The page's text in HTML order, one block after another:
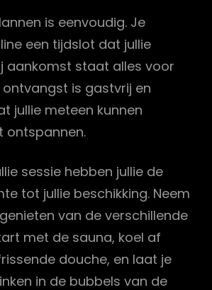
is eenvoudig. Je
een tijdslot dat jullie
aankomst staat alles voor
ontvangst is gastvrij en
jullie meteen kunnen
ontspannen.
sessie hebben jullie de
tot jullie beschikking. Neem
van de verschillende
met de sauna, koel af
douche, en laat je
in de bubbels van de